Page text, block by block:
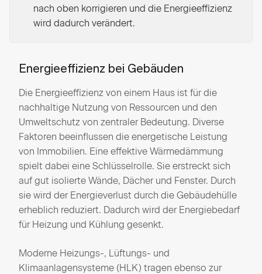
nach oben korrigieren und die Energieeffizienz
wird dadurch verändert.
Energieeffizienz bei Gebäuden
Die Energieeffizienz von einem Haus ist für die
nachhaltige Nutzung von Ressourcen und den
Umweltschutz von zentraler Bedeutung. Diverse
Faktoren beeinflussen die energetische Leistung
von Immobilien. Eine effektive Wärmedämmung
spielt dabei eine Schlüsselrolle. Sie erstreckt sich
auf gut isolierte Wände, Dächer und Fenster. Durch
sie wird der Energieverlust durch die Gebäudehülle
erheblich reduziert. Dadurch wird der Energiebedarf
für Heizung und Kühlung gesenkt.
Moderne Heizungs-, Lüftungs- und
Klimaanlagensysteme (HLK) tragen ebenso zur